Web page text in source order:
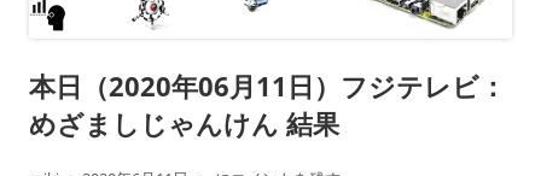
本日（2020年06月11日）フジテレビ：
めざましじゃんけん 結果